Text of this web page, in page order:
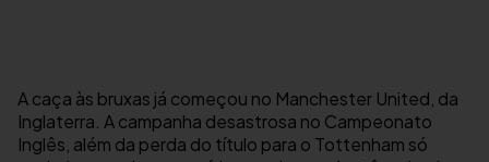
A caça às bruxas já começou no Manchester United, da
Inglaterra. A campanha desastrosa no Campeonato
Inglês, além da perda do título para o Tottenham só